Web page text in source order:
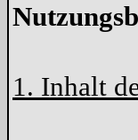
1. Inhalt